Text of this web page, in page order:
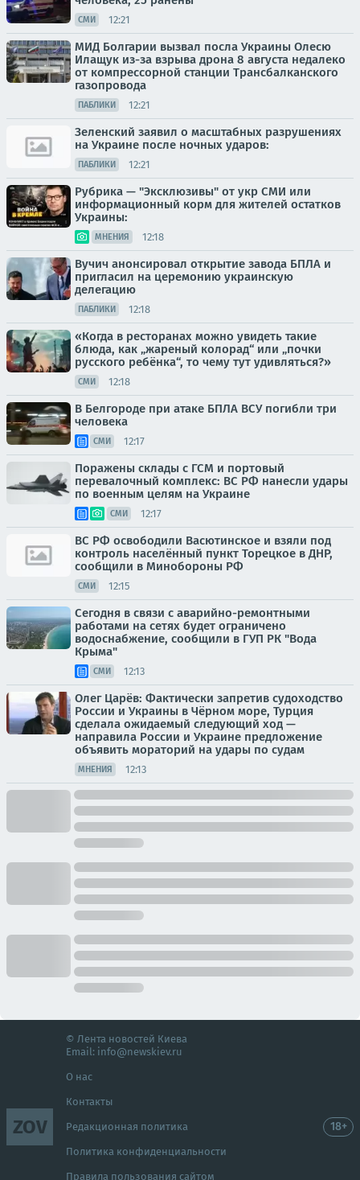
СМИ 12:21
МИД Болгарии вызвал посла Украины Олесю
Илащук из-за взрыва дрона 8 августа недалеко
от компрессорной станции Трансбалканского
газопровода
ПАБЛИКИ 12:21
Зеленский заявил о масштабных разрушениях
на Украине после ночных ударов:
ПАБЛИКИ 12:21
Рубрика — "Эксклюзивы" от укр СМИ или
информационный корм для жителей остатков
Украины:
МНЕНИЯ 12:18
Вучич анонсировал открытие завода БПЛА и
пригласил на церемонию украинскую
делегацию
ПАБЛИКИ 12:18
«Когда в ресторанах можно увидеть такие
блюда, как „жареный колорад“ или „почки
русского ребёнка“, то чему тут удивляться?»
СМИ 12:18
В Белгороде при атаке БПЛА ВСУ погибли три
человека
СМИ 12:17
Поражены склады с ГСМ и портовый
перевалочный комплекс: ВС РФ нанесли удары
по военным целям на Украине
СМИ 12:17
ВС РФ освободили Васютинское и взяли под
контроль населённый пункт Торецкое в ДНР,
сообщили в Минобороны РФ
СМИ 12:15
Сегодня в связи с аварийно-ремонтными
работами на сетях будет ограничено
водоснабжение, сообщили в ГУП РК "Вода
Крыма"
СМИ 12:13
Олег Царёв: Фактически запретив судоходство
России и Украины в Чёрном море, Турция
сделала ожидаемый следующий ход —
направила России и Украине предложение
объявить мораторий на удары по судам
МНЕНИЯ 12:13
ZOV
© Лента новостей Киева
Email: info@newskiev.ru
О нас
Контакты
Редакционная политика
Политика конфиденциальности
Правила пользования сайтом
18+